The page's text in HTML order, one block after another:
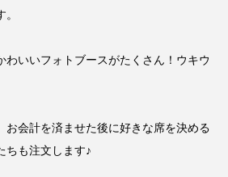
わいいフォトブースがたくさん！ウキウ
お会計を済ませた後に好きな席を決める
ちも注文します♪